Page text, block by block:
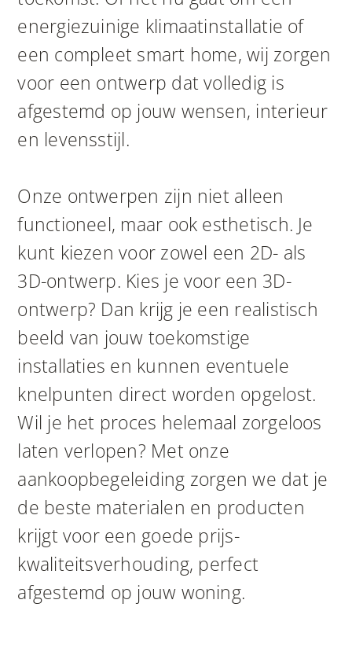
energiezuinige klimaatinstallatie of
een compleet smart home, wij zorgen
voor een ontwerp dat volledig is
afgestemd op jouw wensen, interieur
en levensstijl.
Onze ontwerpen zijn niet alleen
functioneel, maar ook esthetisch. Je
kunt kiezen voor zowel een 2D- als
3D-ontwerp. Kies je voor een 3D-
ontwerp? Dan krijg je een realistisch
beeld van jouw toekomstige
installaties en kunnen eventuele
knelpunten direct worden opgelost.
Wil je het proces helemaal zorgeloos
laten verlopen? Met onze
aankoopbegeleiding zorgen we dat je
de beste materialen en producten
krijgt voor een goede prijs-
kwaliteitsverhouding, perfect
afgestemd op jouw woning.